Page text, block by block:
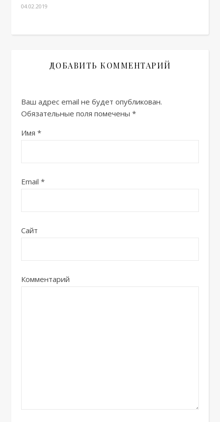
04.02.2019
ДОБАВИТЬ КОММЕНТАРИЙ
Ваш адрес email не будет опубликован.
Обязательные поля помечены *
Имя *
Email *
Сайт
Комментарий